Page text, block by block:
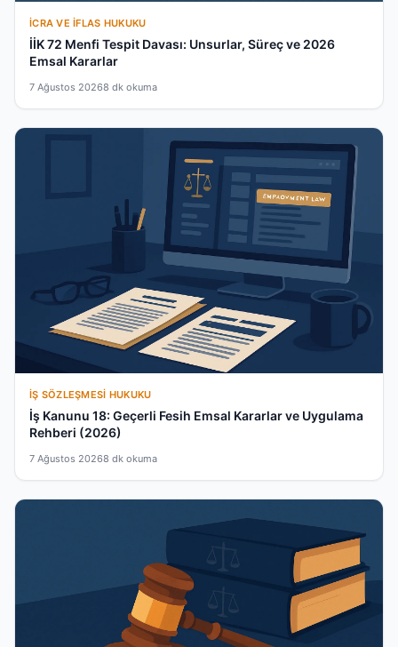
İCRA VE İFLAS HUKUKU
İİK 72 Menfi Tespit Davası: Unsurlar, Süreç ve 2026
Emsal Kararlar
7 Ağustos 20268 dk okuma
İŞ SÖZLEŞMESI HUKUKU
İş Kanunu 18: Geçerli Fesih Emsal Kararlar ve Uygulama
Rehberi (2026)
7 Ağustos 20268 dk okuma